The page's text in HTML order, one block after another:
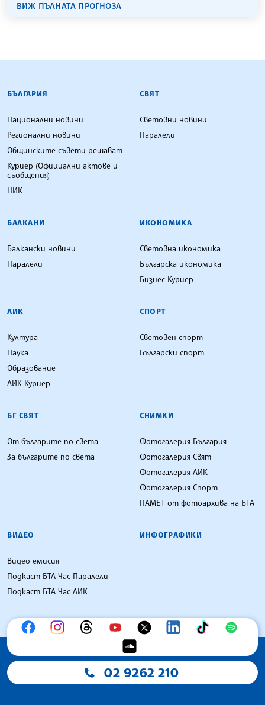
ВИЖ ПЪЛНАТА ПРОГНОЗА
БЪЛГАРСКА ТЕЛЕГРАФНА АГЕНЦИЯ
БЪЛГАРИЯ
Национални новини
Регионални новини
Общинските съвети решават
Куриер (Официални актове и
съобщения)
ЦИК
СВЯТ
Световни новини
Паралели
БАЛКАНИ
Балкански новини
Паралели
ИКОНОМИКА
Световна икономика
Българска икономика
Бизнес Куриер
ЛИК
Култура
Наука
Образование
ЛИК Куриер
СПОРТ
Световен спорт
Български спорт
БГ СВЯТ
От българите по света
За българите по света
СНИМКИ
Фотогалерия България
Фотогалерия Свят
Фотогалерия ЛИК
Фотогалерия Спорт
ПАМЕТ от фотоархива на БТА
ВИДЕО
Видео емисия
Подкаст БТА Час Паралели
Подкаст БТА Час ЛИК
ИНФОГРАФИКИ
02 9262 210